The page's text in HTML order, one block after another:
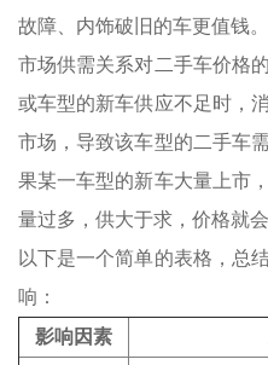
故障、内饰破旧的车更值钱。
市场供需关系对二手车价格
或车型的新车供应不足时，
市场，导致该车型的二手车
果某一车型的新车大量上市
量过多，供大于求，价格就会
以下是一个简单的表格，总
响：
影响因素